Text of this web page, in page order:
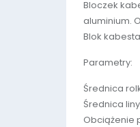
Bloczek
aluminium.
Blok
Parametry:
Średnica
Średnica
Obciążenie